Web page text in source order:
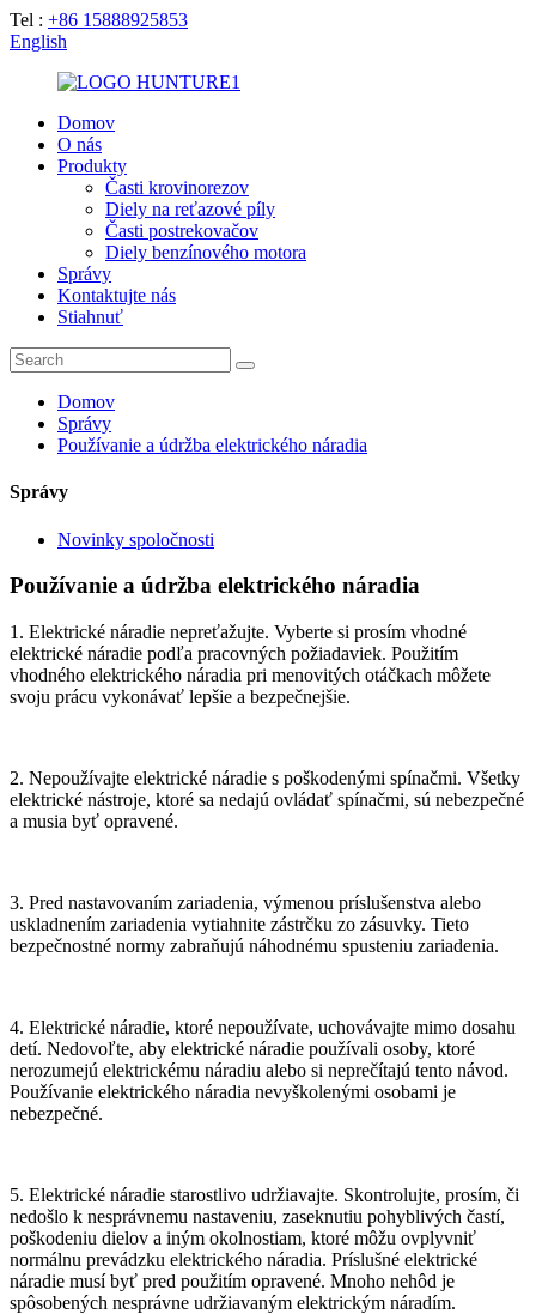
Tel : +86 15888925853
English
Domov
O nás
Produkty
Časti krovinorezov
Diely na reťazové píly
Časti postrekovačov
Diely benzínového motora
Správy
Kontaktujte nás
Stiahnuť
Domov
Správy
Používanie a údržba elektrického náradia
Správy
Novinky spoločnosti
Používanie a údržba elektrického náradia
1. Elektrické náradie nepreťažujte. Vyberte si prosím vhodné
elektrické náradie podľa pracovných požiadaviek. Použitím
vhodného elektrického náradia pri menovitých otáčkach môžete
svoju prácu vykonávať lepšie a bezpečnejšie.
2. Nepoužívajte elektrické náradie s poškodenými spínačmi. Všetky
elektrické nástroje, ktoré sa nedajú ovládať spínačmi, sú nebezpečné
a musia byť opravené.
3. Pred nastavovaním zariadenia, výmenou príslušenstva alebo
uskladnením zariadenia vytiahnite zástrčku zo zásuvky. Tieto
bezpečnostné normy zabraňujú náhodnému spusteniu zariadenia.
4. Elektrické náradie, ktoré nepoužívate, uchovávajte mimo dosahu
detí. Nedovoľte, aby elektrické náradie používali osoby, ktoré
nerozumejú elektrickému náradiu alebo si neprečítajú tento návod.
Používanie elektrického náradia nevyškolenými osobami je
nebezpečné.
5. Elektrické náradie starostlivo udržiavajte. Skontrolujte, prosím, či
nedošlo k nesprávnemu nastaveniu, zaseknutiu pohyblivých častí,
poškodeniu dielov a iným okolnostiam, ktoré môžu ovplyvniť
normálnu prevádzku elektrického náradia. Príslušné elektrické
náradie musí byť pred použitím opravené. Mnoho nehôd je
spôsobených nesprávne udržiavaným elektrickým náradím.